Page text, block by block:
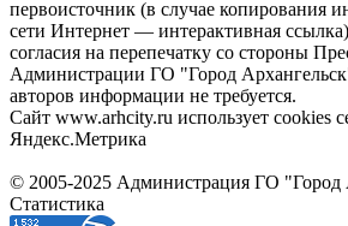
первоисточник (в случае копирования
сети Интернет — интерактивная
согласия на перепечатку со стороны
Администрации ГО "Город
авторов информации не требуется.
Сайт www.arhcity.ru использует cookies
Яндекс.Метрика
© 2005-2025 Администрация ГО "Город
Статистика